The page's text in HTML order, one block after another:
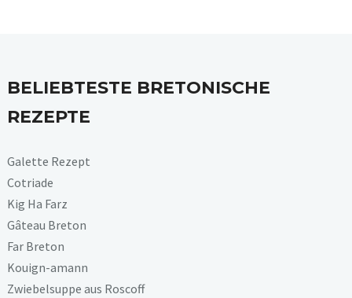
BELIEBTESTE BRETONISCHE
REZEPTE
Galette Rezept
Cotriade
Kig Ha Farz
Gâteau Breton
Far Breton
Kouign-amann
Zwiebelsuppe aus Roscoff